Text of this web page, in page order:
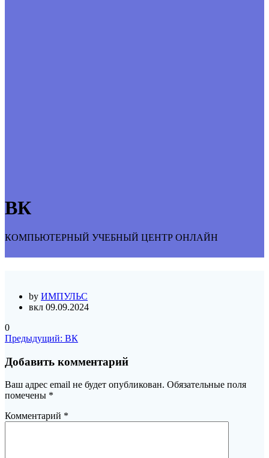
ВК
КОМПЬЮТЕРНЫЙ УЧЕБНЫЙ ЦЕНТР ОНЛАЙН
by ИМПУЛЬС
вкл 09.09.2024
0
Навигация
по
записям
Предыдущий: Предыдущая
ВК
Добавить комментарий
Ваш адрес email не будет опубликован. Обязательные поля
помечены *
Комментарий *